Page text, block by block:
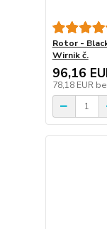
Rotor -
Wirnik č.
96,16
78,18 EUR